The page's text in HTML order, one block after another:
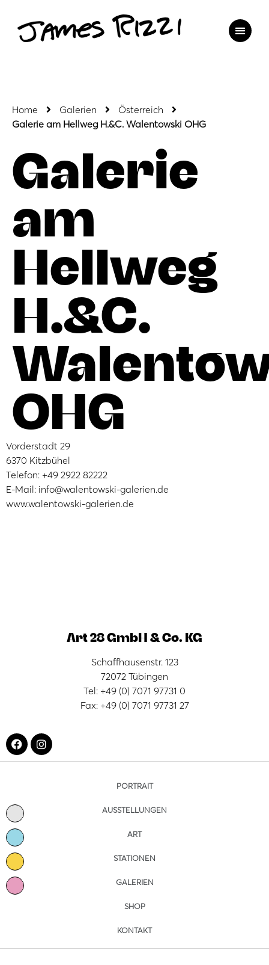
Home Galerien
Österreich
Galerie am Hellweg H.&C. Walentowski OHG
Galerie
am
Hellweg
H.&C.
OHG
Vorderstadt 29
6370 Kitzbühel
Telefon: +49 2922 82222
E-Mail: info@walentowski-galerien.de
www.walentowski-galerien.de
Art 28 GmbH & Co. KG
Schaffhausenstr. 123
72072 Tübingen
Tel: +49 (0) 7071 97731 0
Fax: +49 (0) 7071 97731 27
PORTRAIT
AUSSTELLUNGEN
ART
STATIONEN
GALERIEN
SHOP
KONTAKT